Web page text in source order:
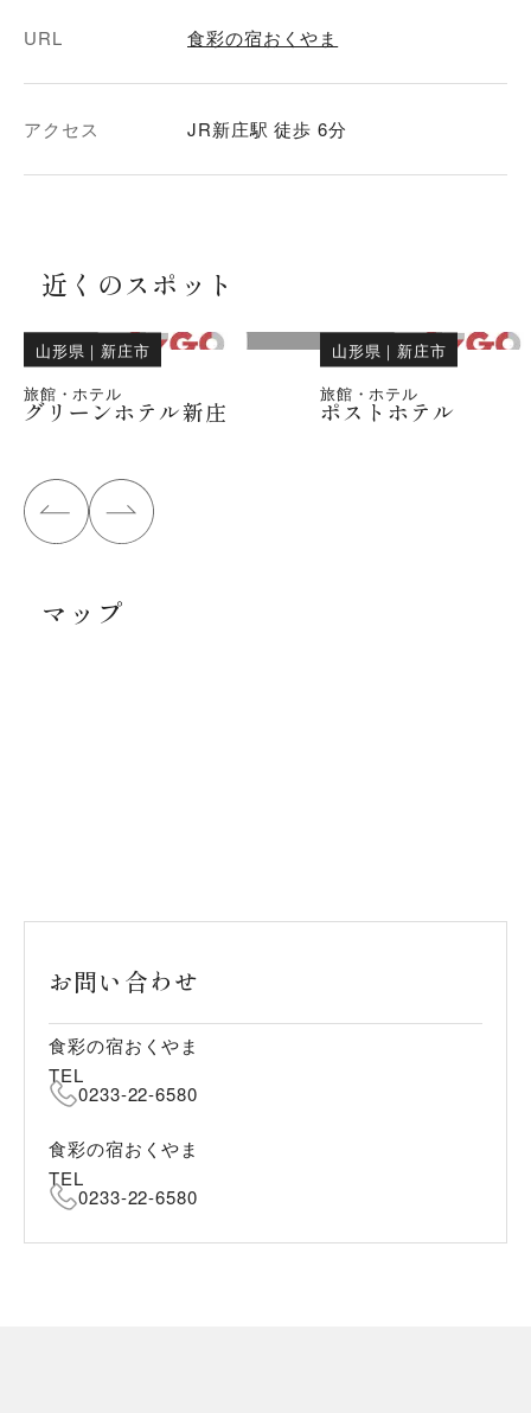
URL 食彩の宿おくやま
アクセス JR新庄駅 徒歩 6分
近くのスポット
山形県 ｜ 新庄市
旅館・ホテル
グリーンホテル新庄
山形県 ｜ 新庄市
旅館・ホテル
ポストホテル
マップ
お問い合わせ
食彩の宿おくやま
TEL
0233-22-6580
食彩の宿おくやま
TEL
0233-22-6580